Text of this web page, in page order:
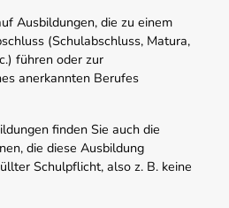
Ausbildungen, die zu einem
(Schulabschluss, Matura,
führen oder zur
anerkannten Berufes
finden Sie auch die
die diese Ausbildung
Schulpflicht, also z. B. keine